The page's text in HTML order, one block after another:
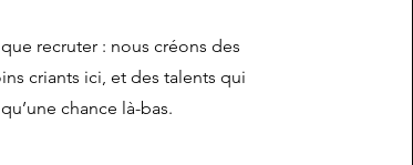
recruter : nous créons des
criants ici, et des talents qui
chance là-bas.